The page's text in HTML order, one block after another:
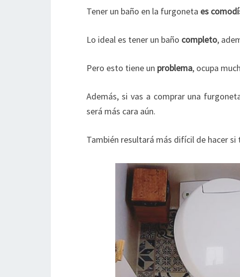
Tener un baño en la furgoneta es
Lo ideal es tener un baño completo,
Pero esto tiene un problema, ocupa
Además, si vas a comprar una
será más cara aún.
También resultará más difícil de hacer si